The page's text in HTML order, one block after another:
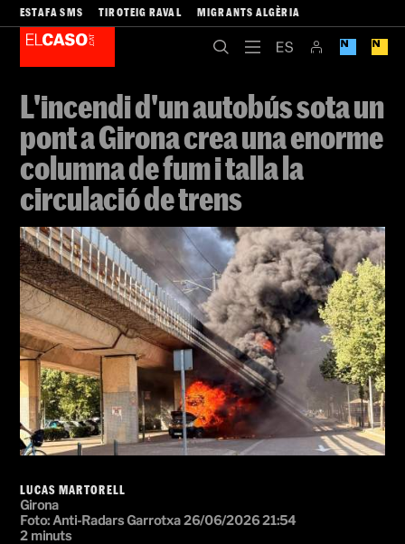
ESTAFA SMS TIROTEIG RAVAL MIGRANTS ALGÈRIA
L'incendi d'un autobús sota un
pont a Girona crea una enorme
columna de fum i talla la
circulació de trens
LUCAS MARTORELL
Girona
Foto: Anti-Radars Garrotxa26/06/2026 21:54
2 minuts